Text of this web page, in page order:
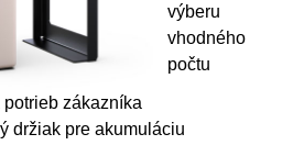
výberu
vhodného
počtu
zákazníka
držiak pre akumuláciu